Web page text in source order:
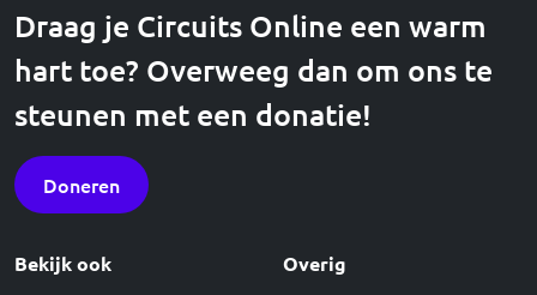
Draag je Circuits Online een warm
hart toe? Overweeg dan om ons te
steunen met een donatie!
Doneren
Bekijk ook Overig